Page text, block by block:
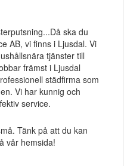
ska du
AB, vi finns i Ljusdal. Vi
tjänster till
främst i Ljusdal
städfirma som
Vi har kunnig och
service.
Tänk på att du kan
vår hemsida!